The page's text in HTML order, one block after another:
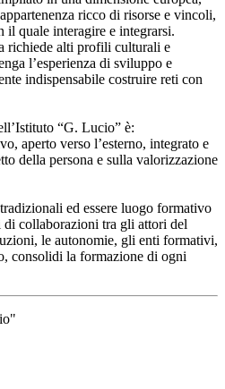
ricco di risorse e vincoli,
il quale interagire e integrarsi.
richiede alti profili culturali e
l’esperienza di sviluppo e
indispensabile costruire reti con
“G. Lucio” è:
aperto verso l’esterno, integrato e
della persona e sulla valorizzazione
ed essere luogo formativo
di collaborazioni tra gli attori del
le autonomie, gli enti formativi,
consolidi la formazione di ogni